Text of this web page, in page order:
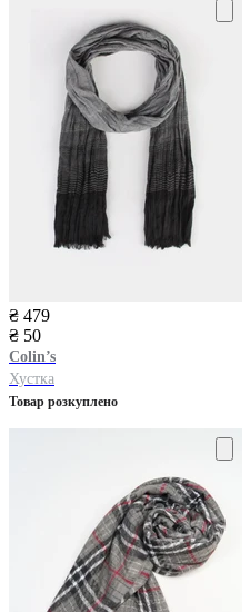
₴ 479
₴ 50
Colin’s
Хустка
Товар розкуплено